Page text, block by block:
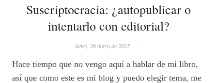
Suscriptocracia: ¿autopublicar o
intentarlo con editorial?
lunes, 26 mayo de 2025 ·
Hace tiempo que no vengo aquí a hablar de mi libro,
así que como este es mi blog y puedo elegir tema, me